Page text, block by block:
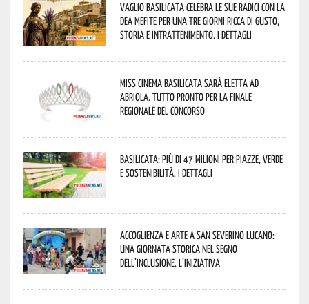
Vaglio Basilicata celebra le sue radici con la
Dea Mefite per una tre giorni ricca di gusto,
storia e intrattenimento. I dettagli
Miss Cinema Basilicata sarà eletta ad
Abriola. Tutto pronto per la finale
regionale del concorso
Basilicata: più di 47 milioni per piazze, verde
e sostenibilità. I dettagli
Accoglienza e arte a San Severino Lucano:
una giornata storica nel segno
dell’inclusione. L’iniziativa